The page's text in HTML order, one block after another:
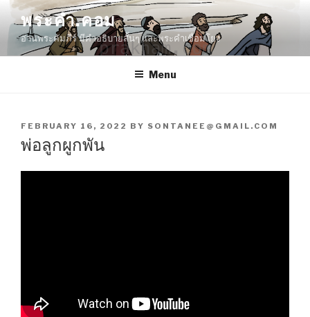
Skip
content
พระคำ.คอม
อ่านพระคัมภีร์ มีคำอธิบายสั้นๆ และพระคำเชื่อมโยง
Menu
POSTED
ON
FEBRUARY 16, 2022 BY SONTANEE@GMAIL.COM
พ่อลูกผูกพัน